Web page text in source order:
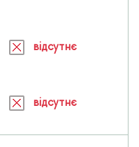
відсутнє
відсутнє